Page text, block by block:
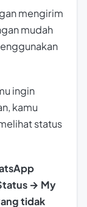
mengirim
mudah
ingin
kamu
status
→ My
tidak